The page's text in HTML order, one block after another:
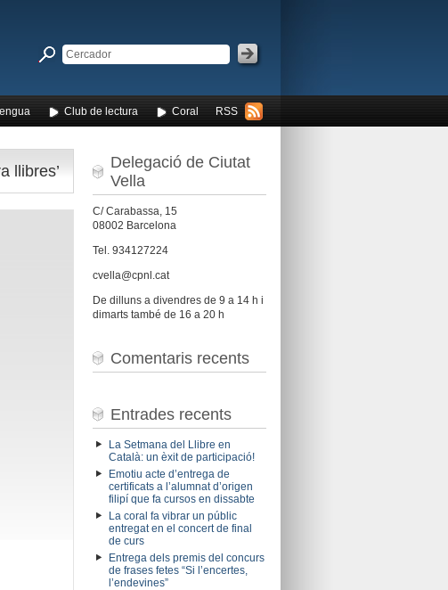
RSS
Club de lectura Coral
llibres’
Delegació de Ciutat
Vella
C/ Carabassa, 15
08002 Barcelona
Tel. 934127224
cvella@cpnl.cat
De dilluns a divendres de 9 a 14 h i
dimarts també de 16 a 20 h
Comentaris recents
Entrades recents
La Setmana del Llibre en
Català: un èxit de participació!
Emotiu acte d’entrega de
certificats a l’alumnat d’origen
filipí que fa cursos en dissabte
La coral fa vibrar un públic
entregat en el concert de final
de curs
Entrega dels premis del concurs
de frases fetes “Si l’encertes,
l’endevines”